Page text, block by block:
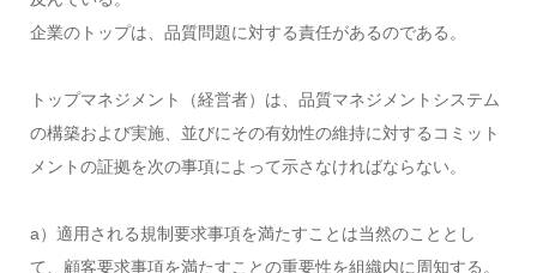
企業のトップは、品質問題に対する責任があるのである。
トップマネジメント（経営者）は、品質マネジメントシステム
の構築および実施、並びにその有効性の維持に対するコミット
メントの証拠を次の事項によって示さなければならない。
a）適用される規制要求事項を満たすことは当然のこととし
て、顧客要求事項を満たすことの重要性を組織内に周知する。